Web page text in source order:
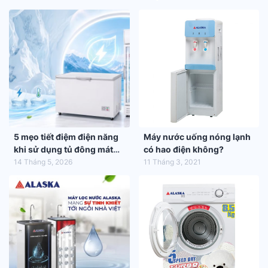
5 mẹo tiết điệm điện năng
khi sử dụng tủ đông mát
trong mùa hè 2026
14 Tháng 5, 2026
Máy nước uống nóng lạnh
có hao điện không?
11 Tháng 3, 2021